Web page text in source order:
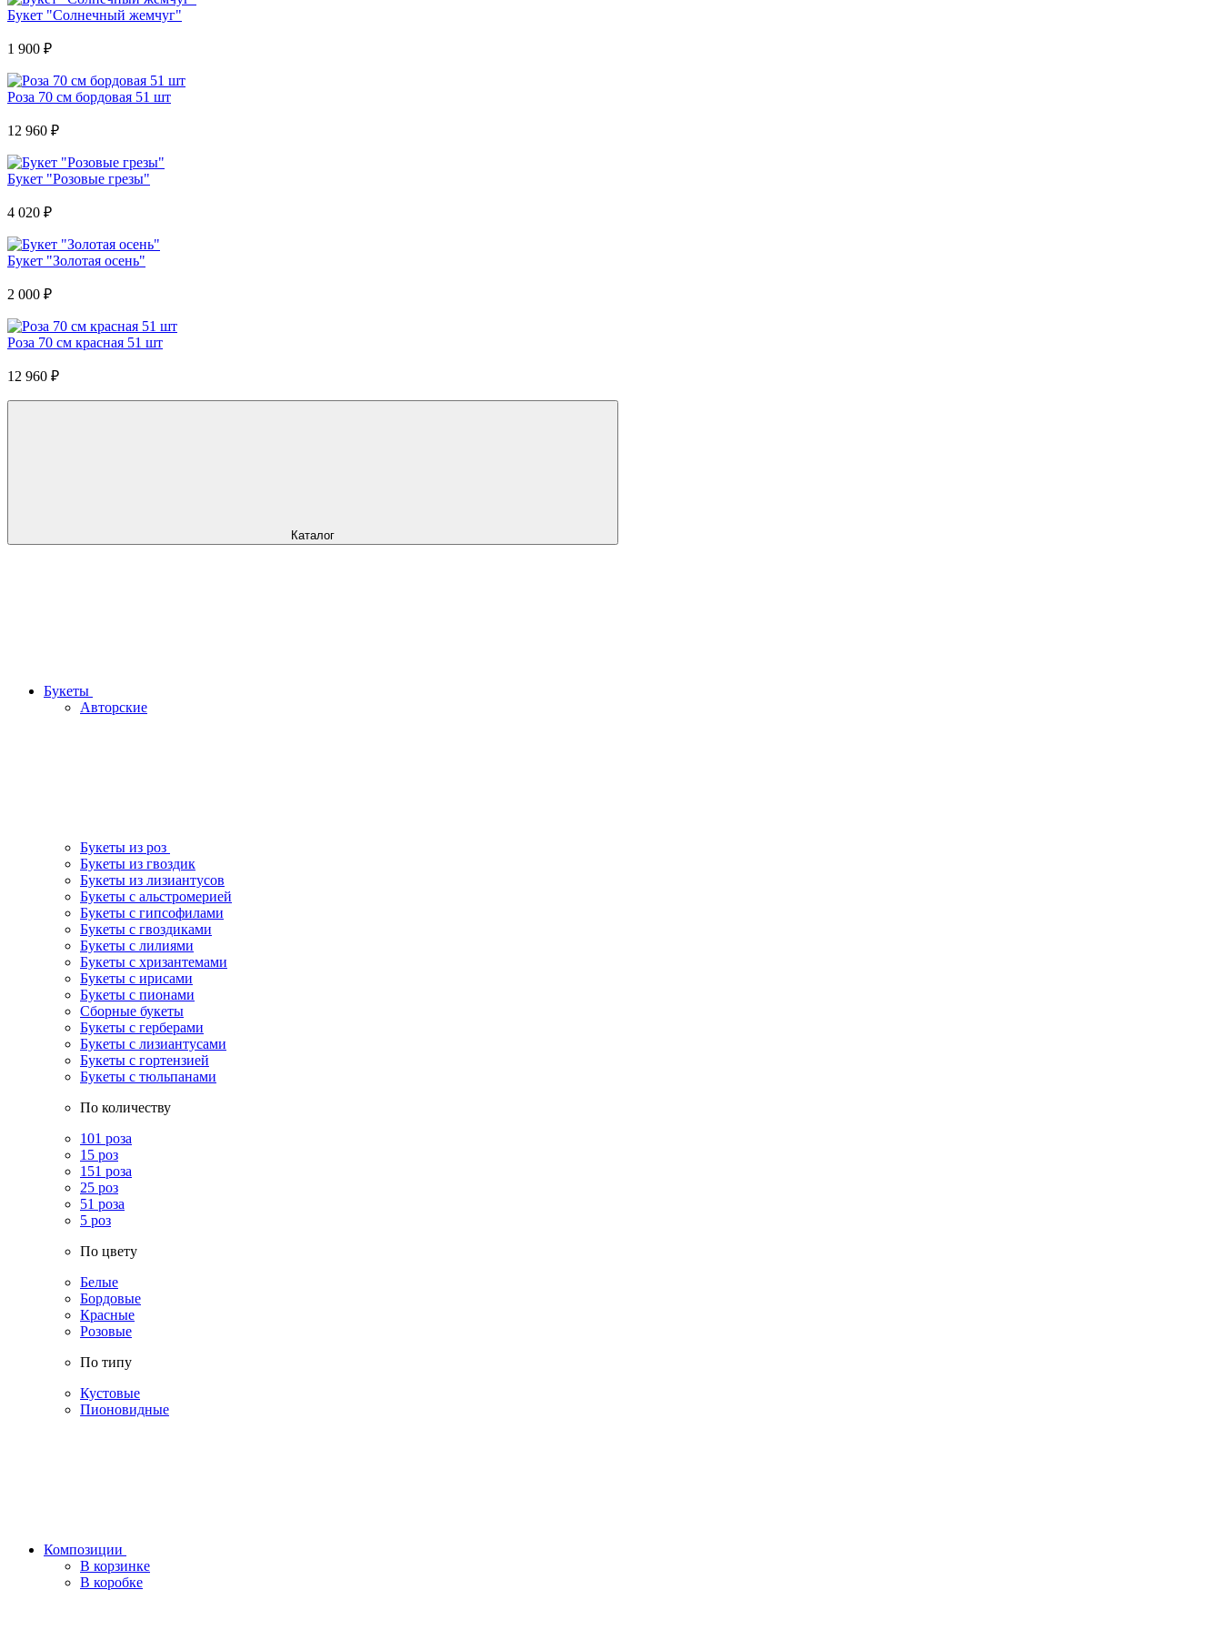
Букет "Солнечный жемчуг"
1 900 ₽
Роза 70 см бордовая 51 шт
12 960 ₽
Букет "Розовые грезы"
4 020 ₽
Букет "Золотая осень"
2 000 ₽
Роза 70 см красная 51 шт
12 960 ₽
Каталог
Букеты
Авторские
Букеты из роз
Букеты из гвоздик
Букеты из лизиантусов
Букеты с альстромерией
Букеты с гипсофилами
Букеты с гвоздиками
Букеты с лилиями
Букеты с хризантемами
Букеты с ирисами
Букеты с пионами
Сборные букеты
Букеты с герберами
Букеты с лизиантусами
Букеты с гортензией
Букеты с тюльпанами
По количеству
101 роза
15 роз
151 роза
25 роз
51 роза
5 роз
По цвету
Белые
Бордовые
Красные
Розовые
По типу
Кустовые
Пионовидные
Композиции
В корзинке
В коробке